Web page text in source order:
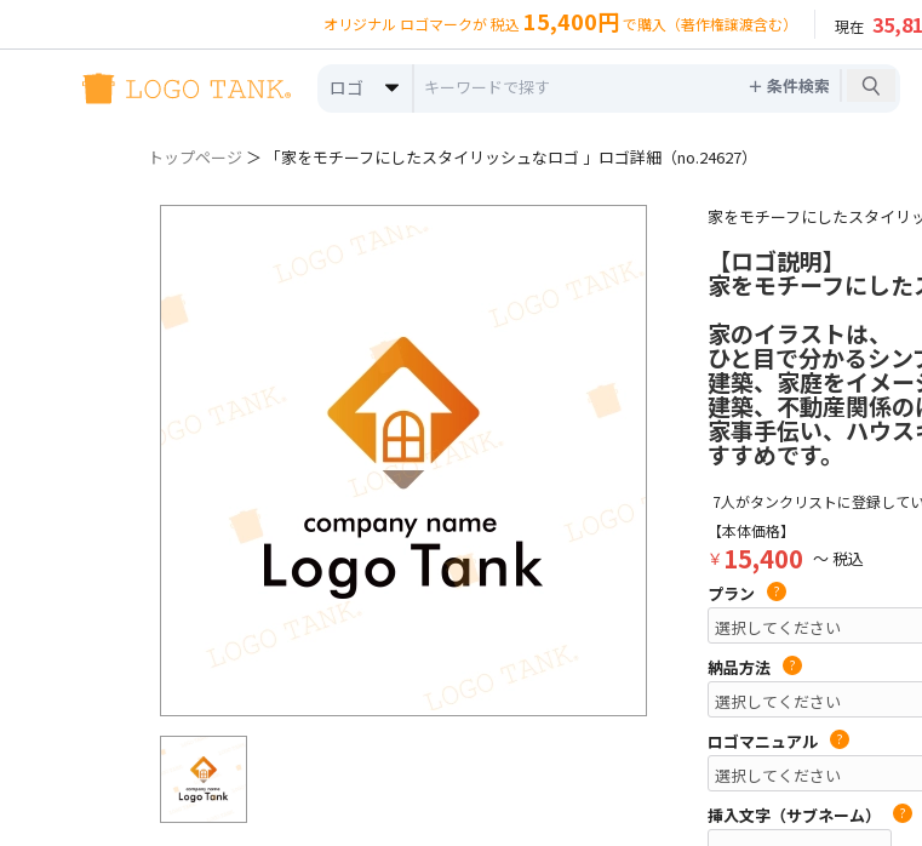
オリジナル ロゴマークが 税込 15,400円 で購入（著作権譲渡含む） 現在
ロゴ ＋ 条件検索
トップページ ＞ 「家をモチーフにしたスタイリッシュなロゴ 」ロゴ詳細（no.24627）
家をモチーフにしたスタイリ
【ロゴ説明】
家をモチーフにした
家のイラストは、
ひと目で分かるシン
建築、家庭をイメー
建築、不動産関係の
家事手伝い、ハウ
すすめです。
7人がタンクリストに登録して
【本体価格】
￥ 15,400 ～ 税込
プラン
?
納品方法 ?
ロゴマニュアル ?
挿入文字（サブネーム） ?